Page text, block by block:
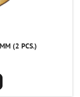
(2 PCS.)